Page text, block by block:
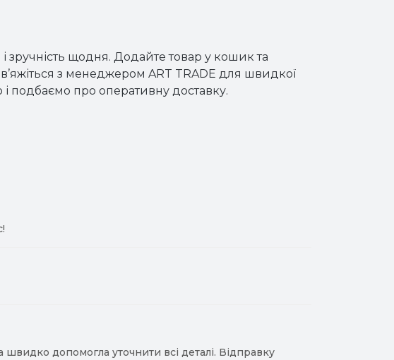
зручність щодня. Додайте товар у кошик та
з менеджером ART TRADE для швидкої
подбаємо про оперативну доставку.
допомогла уточнити всі деталі. Відправку